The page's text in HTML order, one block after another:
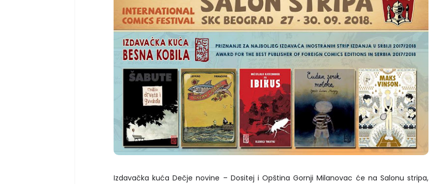
Izdavačka kuća Dečje novine – Dositej i Opština Gornji Milanovac će na Salonu stripa,